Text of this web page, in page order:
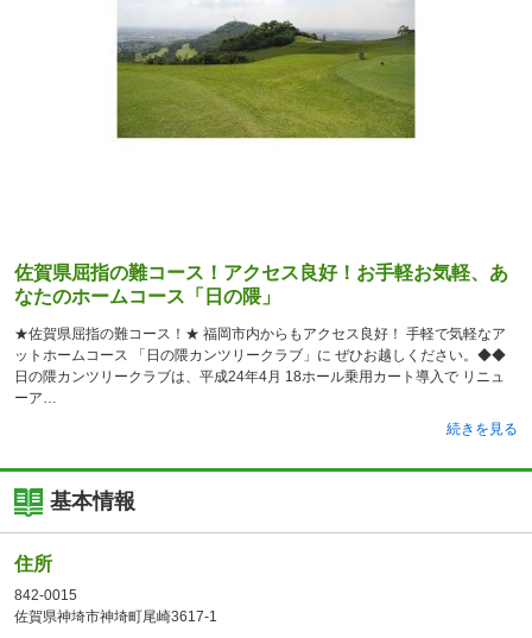
佐賀県屈指の難コース！アクセス良好！お手軽お気軽、あ
なたのホームコース「日の隈」
★佐賀県屈指の難コース！★ 福岡市内からもアクセス良好！ 手軽で気軽なア
ットホームコース 「日の隈カンツリークラブ」に ぜひお越しください。◆◆
日の隈カンツリークラブは、平成24年4月 18ホール乗用カート導入で リニュ
ーア
続きを見る
基本情報
住所
842-0015
佐賀県神埼市神埼町尾崎3617-1